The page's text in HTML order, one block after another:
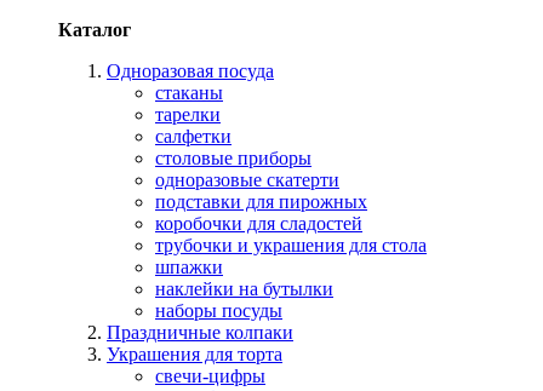
Каталог
Одноразовая посуда
стаканы
тарелки
салфетки
столовые приборы
одноразовые скатерти
подставки для пирожных
коробочки для сладостей
трубочки и украшения для стола
шпажки
наклейки на бутылки
наборы посуды
Праздничные колпаки
Украшения для торта
свечи-цифры